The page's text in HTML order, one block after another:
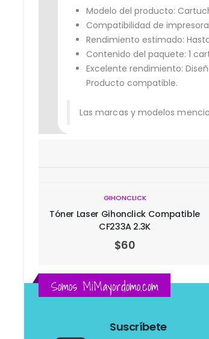
Modelo del producto:
Compatibilidad de impresora:
Rendimiento estimado:
Contenido del paquete: 1
Excelente rendimiento:
Producto compatible.
Las marcas y modelos
GIHONCLICK
Tóner Laser Gihonclick Compatible HP
CF226X 9k Negro
$65
Somos MiMayordomo.com
Suscríbete